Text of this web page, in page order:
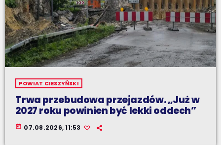
POWIAT CIESZYŃSKI
Trwa przebudowa przejazdów. „Już w
2027 roku powinien być lekki oddech”
today 07.08.2026, 11:53